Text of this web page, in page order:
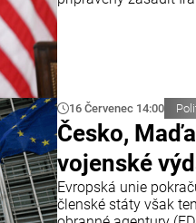
16 Červenec 14:00
Česko,
vojenské
Evropská unie
členské státy však